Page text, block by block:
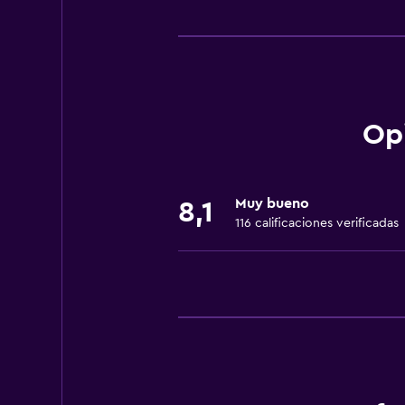
Wifi gratis
Extinguidor
8,1 Muy bueno
116 calificaciones verificadas